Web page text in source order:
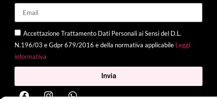
Accettazione Trattamento Dati Personali ai Sensi del D.L.
N.196/03 e Gdpr 679/2016 e della normativa applicabile Leggi
informativa
Invia